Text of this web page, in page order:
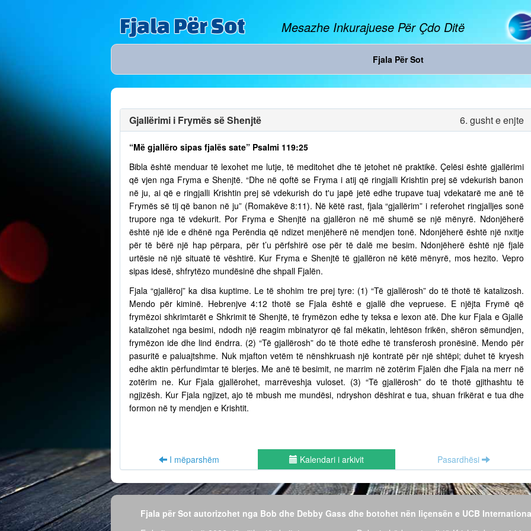
Fjala Për Sot Mesazhe Inkurajuese Për Çdo Ditë
Fjala Për Sot
Gjallërimi i Frymës së Shenjtë 6. gusht e enjte
“Më gjallëro sipas fjalës sate” Psalmi 119:25
Bibla është menduar të lexohet me lutje, të meditohet dhe të jetohet në praktikë. Çelësi është gjallërimi
që vjen nga Fryma e Shenjtë. “Dhe në qoftë se Fryma i atij që ringjalli Krishtin prej së vdekurish banon
në ju, ai që e ringjalli Krishtin prej së vdekurish do t'u japë jetë edhe trupave tuaj vdekatarë me anë të
Frymës së tij që banon në ju” (Romakëve 8:11). Në këtë rast, fjala “gjallërim” i referohet ringjalljes sonë
trupore nga të vdekurit. Por Fryma e Shenjtë na gjallëron në më shumë se një mënyrë. Ndonjëherë
është një ide e dhënë nga Perëndia që ndizet menjëherë në mendjen tonë. Ndonjëherë është një nxitje
për të bërë një hap përpara, për t’u përfshirë ose për të dalë me besim. Ndonjëherë është një fjalë
urtësie në një situatë të vështirë. Kur Fryma e Shenjtë të gjallëron në këtë mënyrë, mos hezito. Vepro
sipas idesë, shfrytëzo mundësinë dhe shpall Fjalën.
Fjala “gjallëroj” ka disa kuptime. Le të shohim tre prej tyre: (1) “Të gjallërosh” do të thotë të katalizosh.
Mendo për kiminë. Hebrenjve 4:12 thotë se Fjala është e gjallë dhe vepruese. E njëjta Frymë që
frymëzoi shkrimtarët e Shkrimit të Shenjtë, të frymëzon edhe ty teksa e lexon atë. Dhe kur Fjala e Gjallë
katalizohet nga besimi, ndodh një reagim mbinatyror që fal mëkatin, lehtëson frikën, shëron sëmundjen,
frymëzon ide dhe lind ëndrra. (2) “Të gjallërosh” do të thotë edhe të transferosh pronësinë. Mendo për
pasuritë e paluajtshme. Nuk mjafton vetëm të nënshkruash një kontratë për një shtëpi; duhet të kryesh
edhe aktin përfundimtar të blerjes. Me anë të besimit, ne marrim në zotërim Fjalën dhe Fjala na merr në
zotërim ne. Kur Fjala gjallërohet, marrëveshja vuloset. (3) “Të gjallërosh” do të thotë gjithashtu të
ngjizësh. Kur Fjala ngjizet, ajo të mbush me mundësi, ndryshon dëshirat e tua, shuan frikërat e tua dhe
formon në ty mendjen e Krishtit.
I mëparshëm Kalendari i arkivit Pasardhësi
Fjala për Sot autorizohet nga Bob dhe Debby Gass dhe botohet nën liçensën e UCB